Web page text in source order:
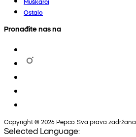
Ostalo
Pronađite nas na
Copyright © 2026 Pepco. Sva prava zadržana.
Selected Language: